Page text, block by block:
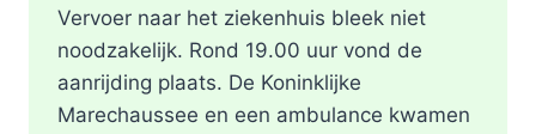
Vervoer naar het ziekenhuis bleek niet
noodzakelijk. Rond 19.00 uur vond de
aanrijding plaats. De Koninklijke
Marechaussee en een ambulance kwamen